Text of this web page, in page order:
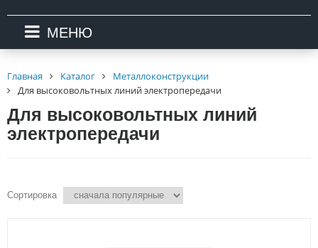
МЕНЮ
Главная Каталог
Металлоконструкции
Для высоковольтных линий электропередачи
Для высоковольтных линий
электропередачи
Сортировка